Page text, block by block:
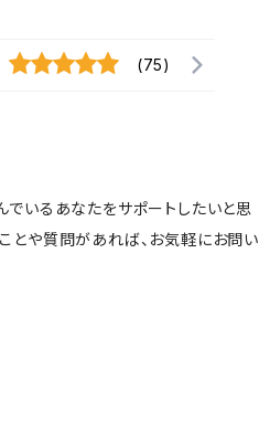
(75)
でいるあなたをサポートしたいと思
とや質問があれば、お気軽にお問い